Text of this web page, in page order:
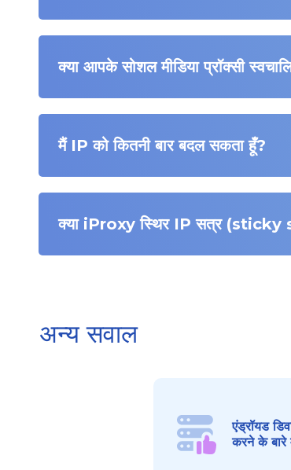
क्या आपके सोशल मीडिया प्रॉक्सी
मैं IP को कितनी बार बदल सकता हूँ?
क्या iProxy स्थिर IP सत्र (sticky
अन्य सवाल
एंड्रॉयड
करने के बारे